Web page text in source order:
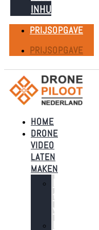
INHUREN
PRIJSOPGAVE
PRIJSOPGAVE
HOME
DRONE
VIDEO
LATEN
MAKEN
Dronebeelden
t.b.v.
verkoop
Dronebeelden